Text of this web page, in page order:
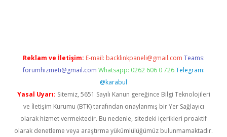
Reklam ve İletişim: E-mail: backlinkpaneli@gmail.com Teams:
forumhizmeti@gmail.com Whatsapp: 0262 606 0 726 Telegram:
@karabul
Yasal Uyarı: Sitemiz, 5651 Sayılı Kanun gereğince Bilgi Teknolojileri
ve İletişim Kurumu (BTK) tarafından onaylanmış bir Yer Sağlayıcı
olarak hizmet vermektedir. Bu nedenle, sitedeki içerikleri proaktif
olarak denetleme veya araştırma yükümlülüğümüz bulunmamaktadır.